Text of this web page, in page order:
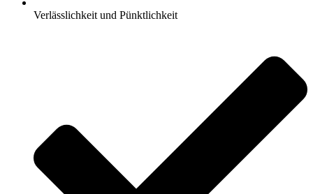
Verlässlichkeit und Pünktlichkeit